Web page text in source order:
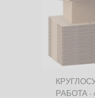
РАБОТА -